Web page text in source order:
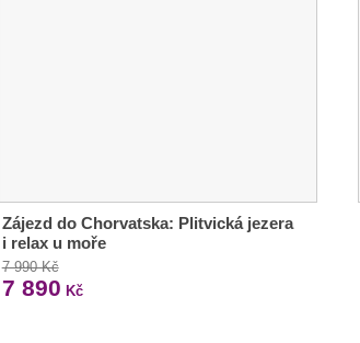
Zájezd do Chorvatska: Plitvická jezera
i relax u moře
7 990 Kč
7 890 Kč